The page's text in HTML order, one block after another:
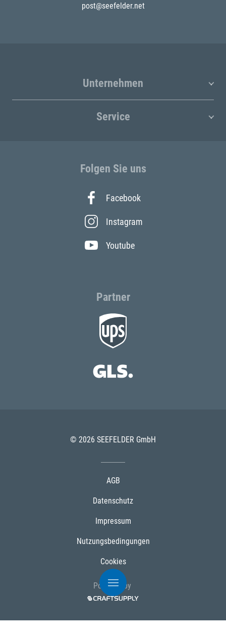
post@seefelder.net
Unternehmen
Service
Folgen Sie uns
Facebook
Instagram
Youtube
Partner
© 2026 SEEFELDER GmbH
AGB
Datenschutz
Impressum
Nutzungsbedingungen
Cookies
Powered by